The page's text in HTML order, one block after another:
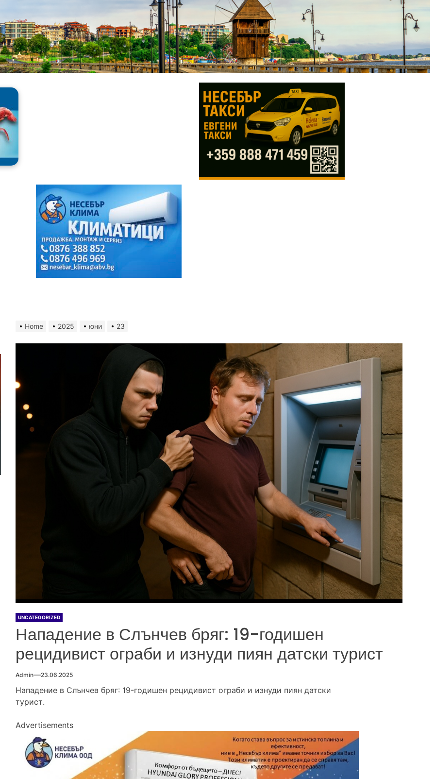
Home 2025 юни 23
UNCATEGORIZED
Нападение в Слънчев бряг: 19-годишен
рецидивист ограби и изнуди пиян датски турист
Admin 23.06.2025
Нападение в Слънчев бряг: 19-годишен рецидивист ограби и изнуди пиян датски
турист.
Advertisements